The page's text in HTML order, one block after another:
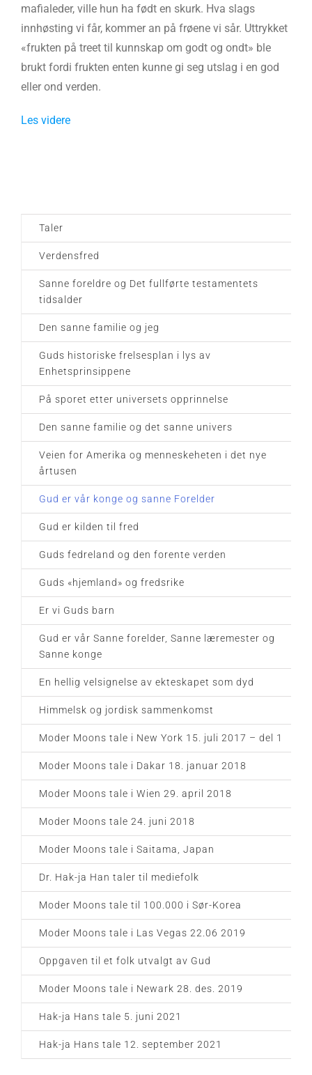
mafialeder, ville hun ha født en skurk. Hva slags
innhøsting vi får, kommer an på frøene vi sår. Uttrykket
«frukten på treet til kunnskap om godt og ondt» ble
brukt fordi frukten enten kunne gi seg utslag i en god
eller ond verden.
Les videre
Taler
Verdensfred
Sanne foreldre og Det fullførte testamentets
tidsalder
Den sanne familie og jeg
Guds historiske frelsesplan i lys av
Enhetsprinsippene
På sporet etter universets opprinnelse
Den sanne familie og det sanne univers
Veien for Amerika og menneskeheten i det nye
årtusen
Gud er vår konge og sanne Forelder
Gud er kilden til fred
Guds fedreland og den forente verden
Guds «hjemland» og fredsrike
Er vi Guds barn
Gud er vår Sanne forelder, Sanne læremester og
Sanne konge
En hellig velsignelse av ekteskapet som dyd
Himmelsk og jordisk sammenkomst
Moder Moons tale i New York 15. juli 2017 – del 1
Moder Moons tale i Dakar 18. januar 2018
Moder Moons tale i Wien 29. april 2018
Moder Moons tale 24. juni 2018
Moder Moons tale i Saitama, Japan
Dr. Hak-ja Han taler til mediefolk
Moder Moons tale til 100.000 i Sør-Korea
Moder Moons tale i Las Vegas 22.06 2019
Oppgaven til et folk utvalgt av Gud
Moder Moons tale i Newark 28. des. 2019
Hak-ja Hans tale 5. juni 2021
Hak-ja Hans tale 12. september 2021